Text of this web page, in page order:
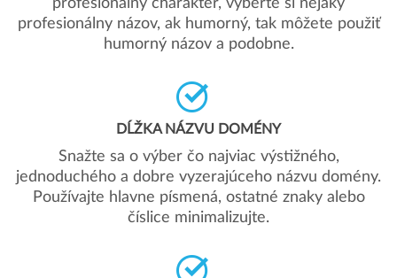
profesionálny charakter, vyberte si nejaký
profesionálny názov, ak humorný, tak môžete použiť
humorný názov a podobne.
DĹŽKA NÁZVU DOMÉNY
Snažte sa o výber čo najviac výstižného,
jednoduchého a dobre vyzerajúceho názvu domény.
Používajte hlavne písmená, ostatné znaky alebo
číslice minimalizujte.